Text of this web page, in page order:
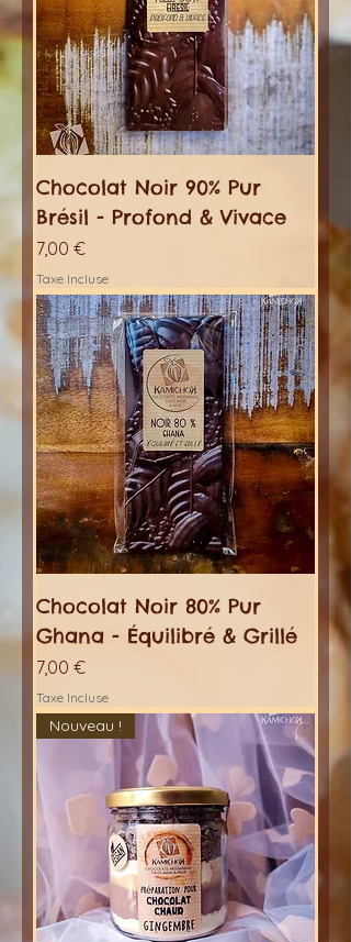
Chocolat Noir 90% Pur
Brésil - Profond & Vivace
Prix
7,00 €
Taxe Incluse
Chocolat Noir 80% Pur
Ghana - Équilibré & Grillé
Prix
7,00 €
Taxe Incluse
Nouveau !